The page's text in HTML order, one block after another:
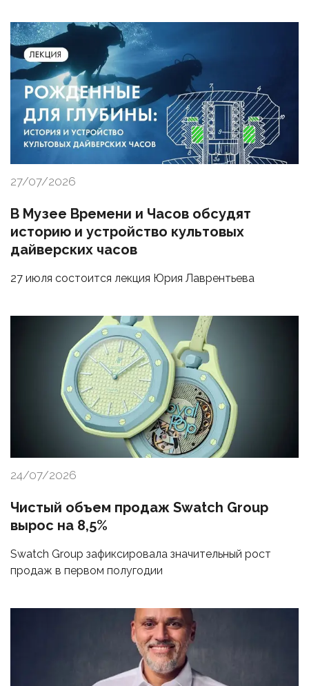
27/07/2026
В Музее Времени и Часов обсудят
историю и устройство культовых
дайверских часов
27 июля состоится лекция Юрия Лаврентьева
24/07/2026
Чистый объем продаж Swatch Group
вырос на 8,5%
Swatch Group зафиксировала значительный рост
продаж в первом полугодии